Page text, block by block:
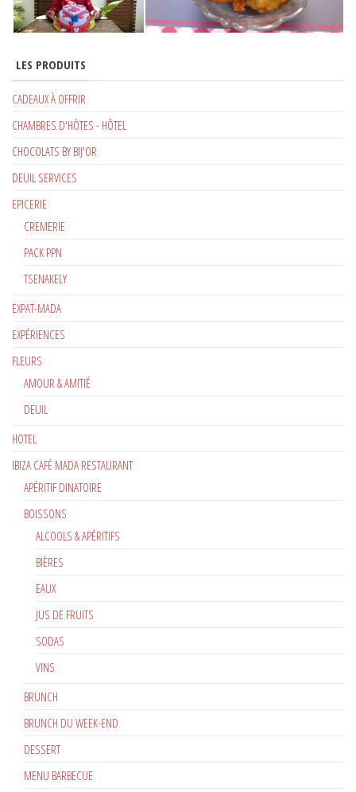
LES PRODUITS
CADEAUX À OFFRIR
CHAMBRES D'HÔTES - HÔTEL
CHOCOLATS BY BIJ'OR
DEUIL SERVICES
EPICERIE
CREMERIE
PACK PPN
TSENAKELY
EXPAT-MADA
EXPÉRIENCES
FLEURS
AMOUR & AMITIÉ
DEUIL
HOTEL
IBIZA CAFÉ MADA RESTAURANT
APÉRITIF DINATOIRE
BOISSONS
ALCOOLS & APÉRITIFS
BIÈRES
EAUX
JUS DE FRUITS
SODAS
VINS
BRUNCH
BRUNCH DU WEEK-END
DESSERT
MENU BARBECUE